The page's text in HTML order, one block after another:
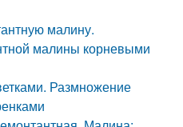
малину.
малины корневыми
Размножение